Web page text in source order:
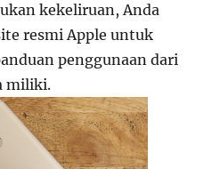
kekeliruan, Anda
resmi Apple untuk
penggunaan dari
miliki.